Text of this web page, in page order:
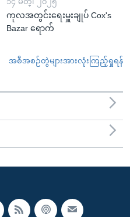
ကုလအတွင်းရေးမှူးချုပ် Cox's
Bazar ရောက်
အစီအစဉ်တွဲများအားလုံးကြည့်ရှုရန်